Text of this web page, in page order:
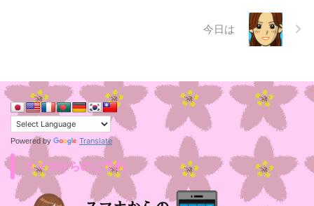
今日は
Powered by Translate
スマホからのご予約